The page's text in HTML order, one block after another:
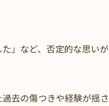
」など、否定的な思いが
去の傷つきや経験が揺さ